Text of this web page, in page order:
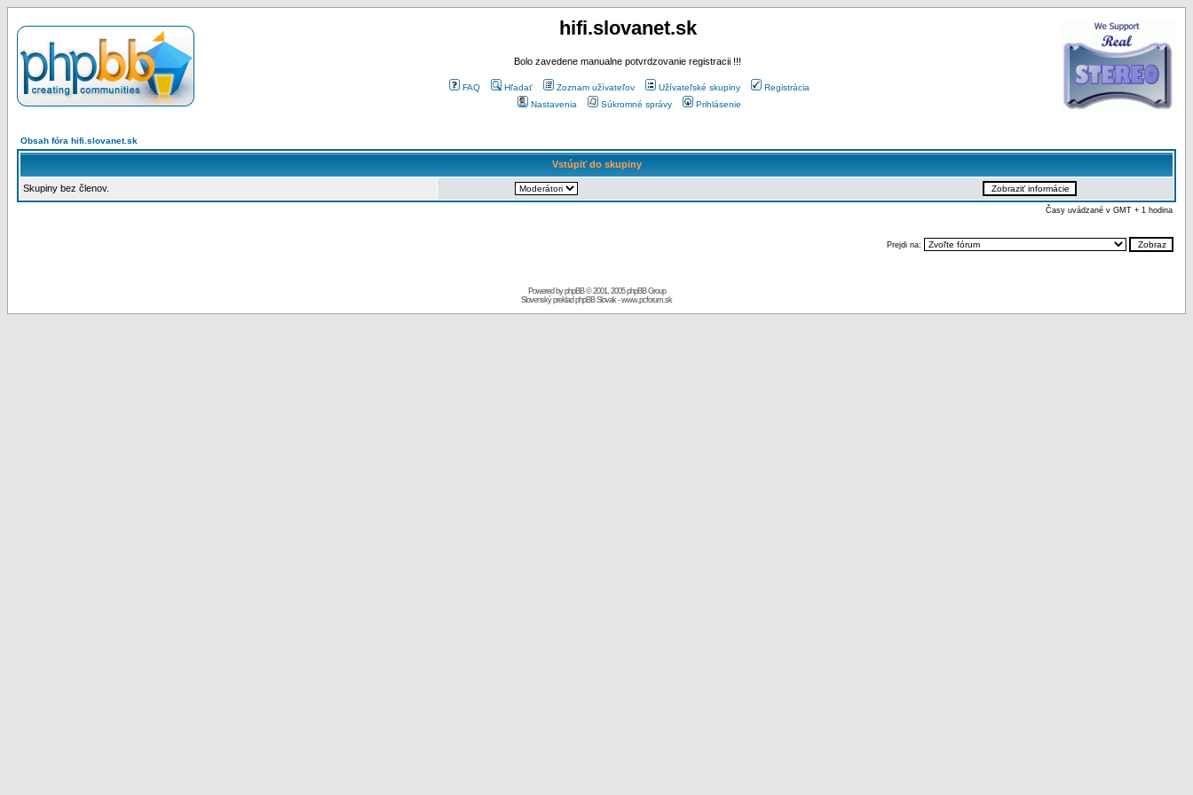
hifi.slovanet.sk
Bolo zavedene manualne potvrdzovanie registracii !!!
FAQ Hľadať Zoznam užívateľov Užívateľské skupiny
Registrácia
Nastavenia
Súkromné správy Prihlásenie
Obsah fóra hifi.slovanet.sk
Vstúpiť do skupiny
Skupiny bez členov.
Časy uvádzané v GMT + 1 hodina
Prejdi na:
Powered byphpBB© 2001, 2005 phpBB Group
Slovenský preklad phpBB Slovak-www.pcforum.sk